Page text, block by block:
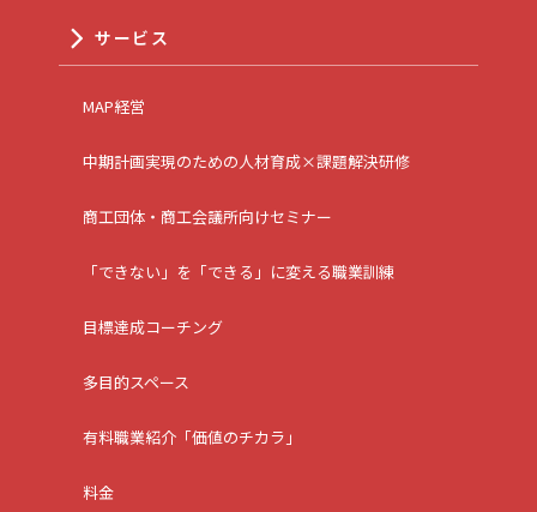
サービス
MAP経営
中期計画実現のための人材育成×課題解決研修
商工団体・商工会議所向けセミナー
「できない」を「できる」に変える職業訓練
目標達成コーチング
多目的スペース
有料職業紹介「価値のチカラ」
料金